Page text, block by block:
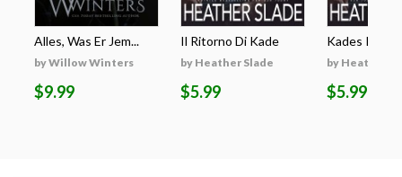
Alles, Was Er Jem...
by Willow Winters
$9.99
Il Ritorno Di Kade
by Heather Slade
$5.99
Kades
by Heather
$5.99